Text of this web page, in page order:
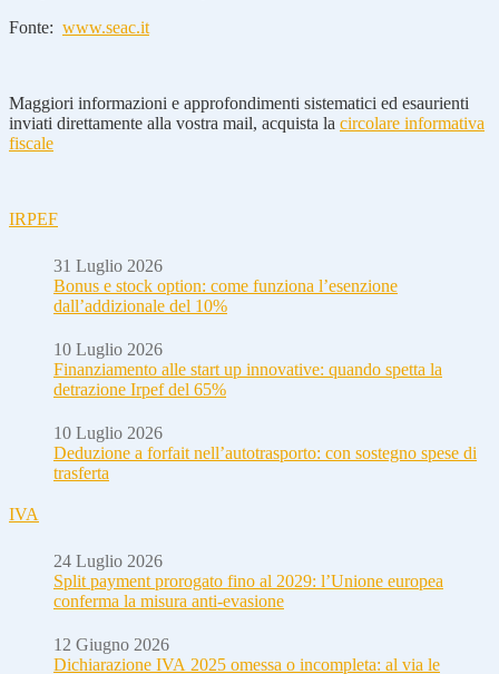
Fonte: www.seac.it
Maggiori informazioni e approfondimenti sistematici ed esaurienti
inviati direttamente alla vostra mail, acquista la circolare informativa
fiscale
IRPEF
31 Luglio 2026
Bonus e stock option: come funziona l’esenzione
dall’addizionale del 10%
10 Luglio 2026
Finanziamento alle start up innovative: quando spetta la
detrazione Irpef del 65%
10 Luglio 2026
Deduzione a forfait nell’autotrasporto: con sostegno spese di
trasferta
IVA
24 Luglio 2026
Split payment prorogato fino al 2029: l’Unione europea
conferma la misura anti-evasione
12 Giugno 2026
Dichiarazione IVA 2025 omessa o incompleta: al via le